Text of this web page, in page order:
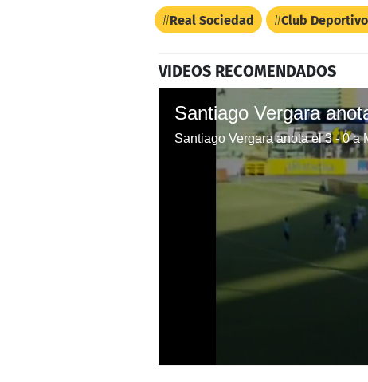
Real Sociedad Club
VIDEOS RECOMENDADOS
Santiago Vergara anota el 3 - 0 a